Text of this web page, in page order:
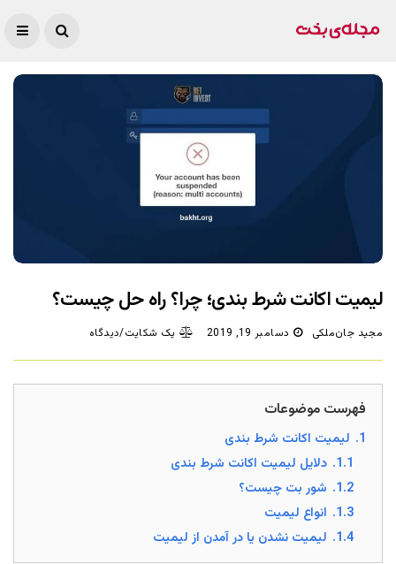
لیمیت اکانت شرط بندی؛ چرا؟ راه حل چیست؟
مجید جان‌ملکی دسامبر 19, 2019 یک شکایت/دیدگاه
فهرست موضوعات
1. لیمیت اکانت شرط بندی
1.1. دلایل لیمیت اکانت شرط بندی
1.2. شور بت چیست؟
1.3. انواع لیمیت
1.4. لیمیت نشدن یا در آمدن از لیمیت